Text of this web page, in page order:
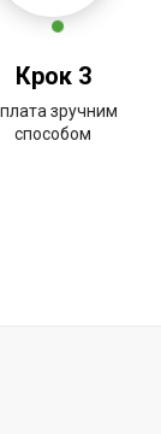
Крок 3
зручним
способом